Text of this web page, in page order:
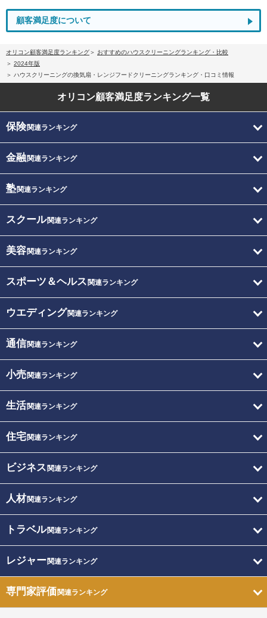
顧客満足度について
オリコン顧客満足度ランキング
おすすめのハウスクリーニングランキング・比較
2024年版
ハウスクリーニングの換気扇・レンジフードクリーニングランキング・口コミ情報
オリコン顧客満足度ランキング一覧
保険関連ランキング
金融関連ランキング
塾関連ランキング
スクール関連ランキング
美容関連ランキング
スポーツ＆ヘルス 関連ランキング
ウエディング関連ランキング
通信関連ランキング
小売関連ランキング
生活関連ランキング
住宅関連ランキング
ビジネス 関連ランキング
人材関連ランキング
トラベル関連ランキング
レジャー関連ランキング
専門家評価関連ランキング